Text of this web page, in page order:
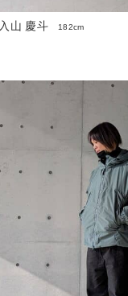
入山 慶斗 182cm